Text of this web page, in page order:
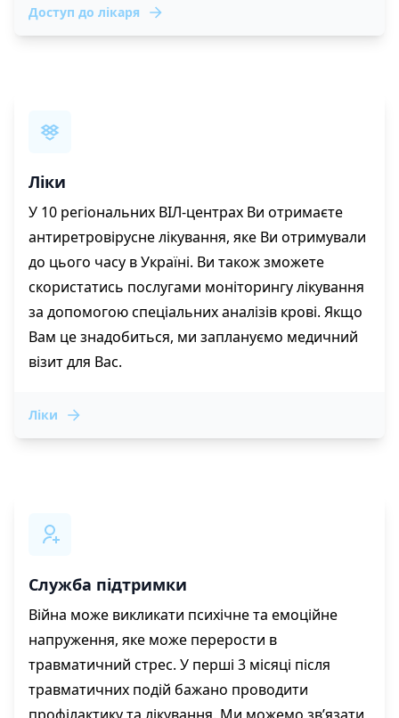
Доступ до лікаря
Ліки
У 10 регіональних ВІЛ-центрах Ви отримаєте
антиретровірусне лікування, яке Ви отримували
до цього часу в Україні. Ви також зможете
скористатись послугами моніторингу лікування
за допомогою спеціальних аналізів крові. Якщо
Вам це знадобиться, ми заплануємо медичний
візит для Вас.
Ліки
Служба підтримки
Війна може викликати психічне та емоційне
напруження, яке може перерости в
травматичний стрес. У перші 3 місяці після
травматичних подій бажано проводити